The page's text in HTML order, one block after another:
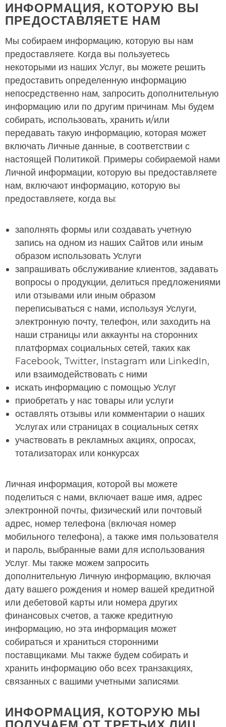
ИНФОРМАЦИЯ, КОТОРУЮ ВЫ
ПРЕДОСТАВЛЯЕТЕ НАМ
Мы собираем информацию, которую вы нам
предоставляете. Когда вы пользуетесь
некоторыми из наших Услуг, вы можете решить
предоставить определенную информацию
непосредственно нам, запросить дополнительную
информацию или по другим причинам. Мы будем
собирать, использовать, хранить и/или
передавать такую информацию, которая может
включать Личные данные, в соответствии с
настоящей Политикой. Примеры собираемой нами
Личной информации, которую вы предоставляете
нам, включают информацию, которую вы
предоставляете, когда вы:
заполнять формы или создавать учетную
запись на одном из наших Сайтов или иным
образом использовать Услуги
запрашивать обслуживание клиентов, задавать
вопросы о продукции, делиться предложениями
или отзывами или иным образом
переписываться с нами, используя Услуги,
электронную почту, телефон, или заходить на
наши страницы или аккаунты на сторонних
платформах социальных сетей, таких как
Facebook, Twitter, Instagram или LinkedIn,
или взаимодействовать с ними
искать информацию с помощью Услуг
приобретать у нас товары или услуги
оставлять отзывы или комментарии о наших
Услугах или страницах в социальных сетях
участвовать в рекламных акциях, опросах,
тотализаторах или конкурсах
Личная информация, которой вы можете
поделиться с нами, включает ваше имя, адрес
электронной почты, физический или почтовый
адрес, номер телефона (включая номер
мобильного телефона), а также имя пользователя
и пароль, выбранные вами для использования
Услуг. Мы также можем запросить
дополнительную Личную информацию, включая
дату вашего рождения и номер вашей кредитной
или дебетовой карты или номера других
финансовых счетов, а также кредитную
информацию, но эта информация может
собираться и храниться сторонними
поставщиками. Мы также будем собирать и
хранить информацию обо всех транзакциях,
связанных с вашими учетными записями.
ИНФОРМАЦИЯ, КОТОРУЮ МЫ